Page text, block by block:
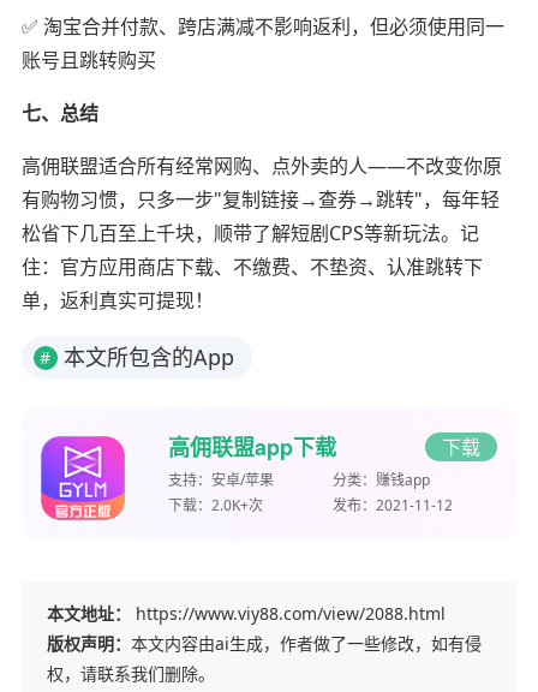
✅ 淘宝合并付款、跨店满减不影响返利，但必须使用同一
账号且跳转购买
七、总结
高佣联盟适合所有经常网购、点外卖的人——不改变你原
有购物习惯，只多一步"复制链接→查券→跳转"，每年轻
松省下几百至上千块，顺带了解短剧CPS等新玩法。记
住：官方应用商店下载、不缴费、不垫资、认准跳转下
单，返利真实可提现！
# 本文所包含的App
高佣联盟app下载 下载
支持： 安卓/苹果 分类： 赚钱app
下载： 2.0K+次 发布： 2021-11-12
本文地址：
https://www.viy88.com/view/2088.html
版权声明： 本文内容由ai生成，作者做了一些修改，如有侵
权，请联系我们删除。